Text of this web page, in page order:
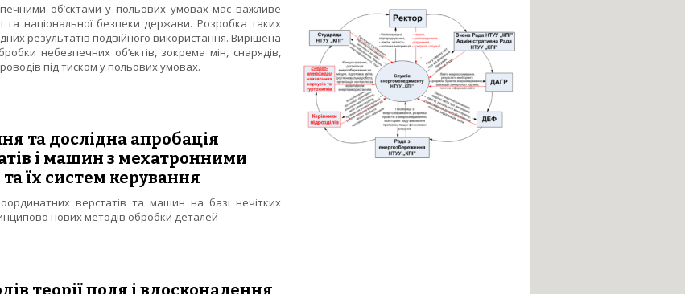
об’єктами у польових умовах має важливе
та національної безпеки держави. Розробка таких
результатів подвійного використання. Вирішена
небезпечних об’єктів, зокрема мін, снарядів,
під тиском у польових умовах.
робочих процесів обробки небезпечних об’єктів мобільними верстатами-роботами
та дослідна апробація
і машин з мехатронними
їх систем керування
верстатів та машин на базі нечітких
нових методів обробки деталей
систем керування
теорії поля і вдосконалення